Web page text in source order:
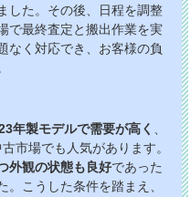
した。その後、日程を調整
で最終査定と搬出作業を実
なく対応でき、お客様の負
年製モデルで需要が高く 、
市場でも人気があります。
外観の状態も良好であった
こうした条件を踏まえ、